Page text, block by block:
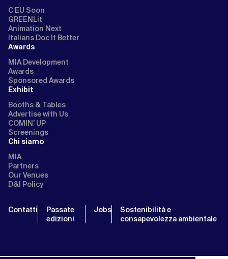
C EU Soon
GREENLit
Animation Next
Italians Doc It Better
Awards
MIA Development
Awards
Sponsored Awards
Exhibit
Booths & Tables
Advertise with Us
COMIN’ UP
Screenings
Chi siamo
MIA
Partners
Our Venues
D&I Policy
Contatti
Passate
edizioni
Jobs
Sostenibilità e
consapevolezza ambientale